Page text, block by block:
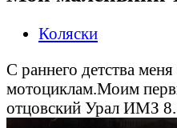
Коляски
С раннего детства
мотоциклам.Моим
отцовский Урал ИМЗ